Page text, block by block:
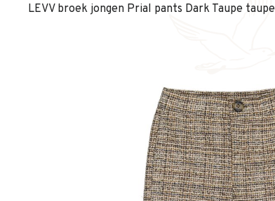
LEVV broek jongen Prial pants Dark Taupe taupe